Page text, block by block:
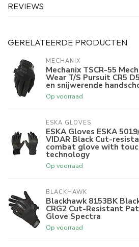
REVIEWS
GERELATEERDE PRODUCTEN
MECHANIX
Mechanix TSCR-55
Wear T/S Pursuit CR5
en snijwerende
Op voorraad
ESKA GLOVES
ESKA Gloves ESKA
VIDAR Black Cut-
combat glove with
technology
Op voorraad
BLACKHAWK
Blackhawk 8153BK
CRG2 Cut-Resistant
Glove Spectra
Op voorraad